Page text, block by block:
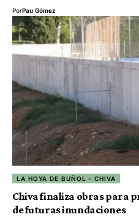
PorPau Gómez
LA HOYA DE BUÑOL - CHIVA
Chiva finaliza obras para
de futuras inundaciones